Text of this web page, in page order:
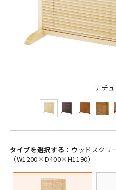
ナチ
タイプを選択する： ウッドスクリ
（W1200×D400×H1190）